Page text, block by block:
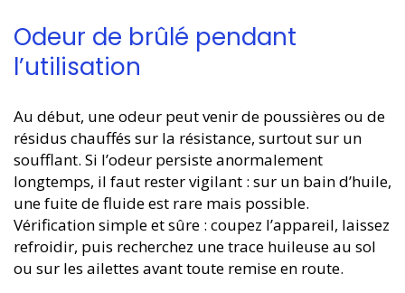
Odeur de brûlé pendant
l’utilisation
Au début, une odeur peut venir de poussières ou de
résidus chauffés sur la résistance, surtout sur un
soufflant. Si l’odeur persiste anormalement
longtemps, il faut rester vigilant : sur un bain d’huile,
une fuite de fluide est rare mais possible.
Vérification simple et sûre : coupez l’appareil, laissez
refroidir, puis recherchez une trace huileuse au sol
ou sur les ailettes avant toute remise en route.